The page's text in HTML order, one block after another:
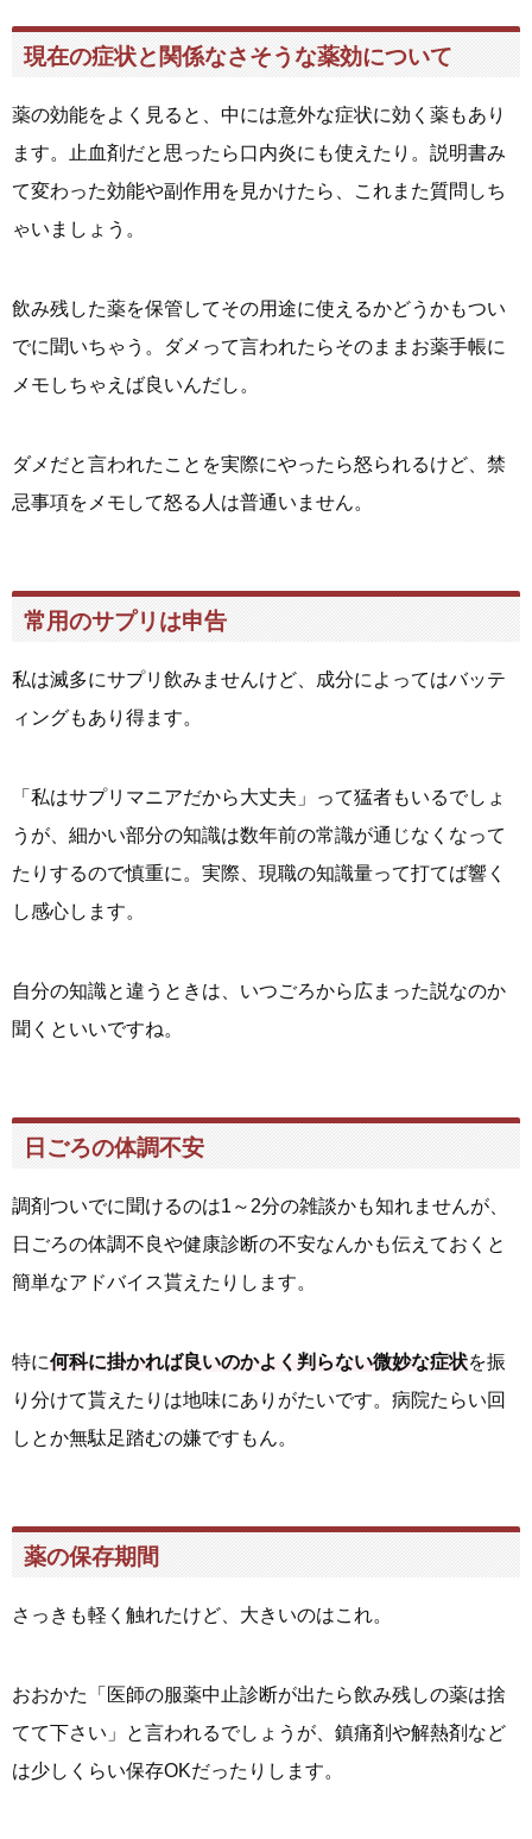
現在の症状と関係なさそうな薬効について
薬の効能をよく見ると、中には意外な症状に効く薬もあり
ます。止血剤だと思ったら口内炎にも使えたり。説明書み
て変わった効能や副作用を見かけたら、これまた質問しち
ゃいましょう。
飲み残した薬を保管してその用途に使えるかどうかもつい
でに聞いちゃう。ダメって言われたらそのままお薬手帳に
メモしちゃえば良いんだし。
ダメだと言われたことを実際にやったら怒られるけど、禁
忌事項をメモして怒る人は普通いません。
常用のサプリは申告
私は滅多にサプリ飲みませんけど、成分によってはバッテ
ィングもあり得ます。
「私はサプリマニアだから大丈夫」って猛者もいるでしょ
うが、細かい部分の知識は数年前の常識が通じなくなって
たりするので慎重に。実際、現職の知識量って打てば響く
し感心します。
自分の知識と違うときは、いつごろから広まった説なのか
聞くといいですね。
日ごろの体調不安
調剤ついでに聞けるのは1～2分の雑談かも知れませんが、
日ごろの体調不良や健康診断の不安なんかも伝えておくと
簡単なアドバイス貰えたりします。
特に何科に掛かれば良いのかよく判らない微妙な症状を振
り分けて貰えたりは地味にありがたいです。病院たらい回
しとか無駄足踏むの嫌ですもん。
薬の保存期間
さっきも軽く触れたけど、大きいのはこれ。
おおかた「医師の服薬中止診断が出たら飲み残しの薬は捨
てて下さい」と言われるでしょうが、鎮痛剤や解熱剤など
は少しくらい保存OKだったりします。